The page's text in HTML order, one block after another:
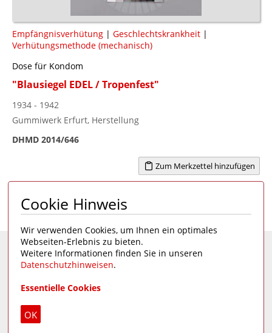
Empfängnisverhütung | Geschlechtskrankheit |
Verhütungsmethode (mechanisch)
Dose für Kondom
"Blausiegel EDEL / Tropenfest"
1934 - 1942
Gummiwerk Erfurt, Herstellung
DHMD 2014/646
Zum Merkzettel hinzufügen
Seite 1 von 53 1 2 3 4 ... 53 >
Eine Seite desDeutschen Hygiene-Museums
Cookie Hinweis
Wir verwenden Cookies, um Ihnen ein optimales
Webseiten-Erlebnis zu bieten.
Weitere Informationen finden Sie in unseren
Datenschutzhinweisen.
Essentielle Cookies
OK